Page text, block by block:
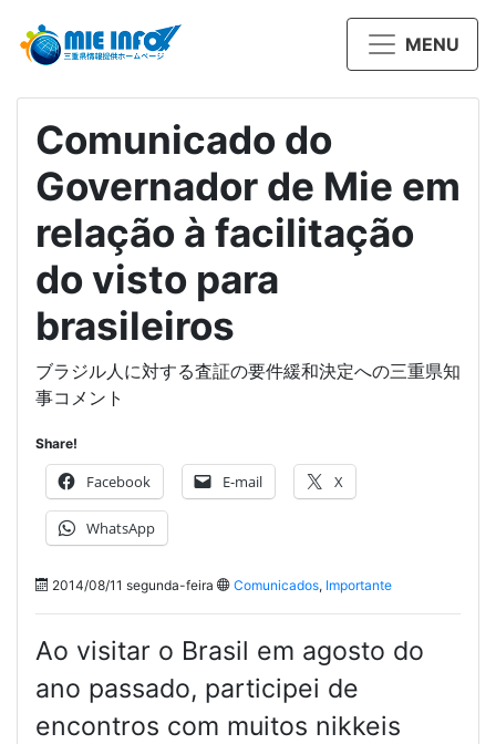
MENU
Comunicado do
Governador de Mie em
relação à facilitação
do visto para
brasileiros
ブラジル人に対する査証の要件緩和決定への三重県知
事コメント
Share!
Facebook E-mail X
WhatsApp
2014/08/11 segunda-feira Comunicados, Importante
Ao visitar o Brasil em agosto do
ano passado, participei de
encontros com muitos nikkeis